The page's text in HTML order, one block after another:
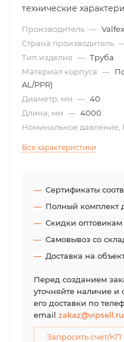
технические
Производитель — Valfex
Страна производитель
Тип изделия — Труба
Материал корпуса —
AL/PPR)
Диаметр, мм — 40
Длина, мм — 4000
Номинальное давление,
Все характеристики
Сертификаты
Полный комплект
Скидки оптовикам
Самовывоз со
Доставка на
Перед созданием
уточняйте наличие и
его доставки по
email zakaz@vipsell.ru
Запросить счет/КП